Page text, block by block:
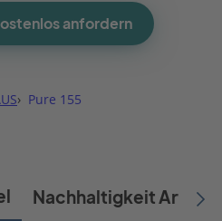
anfordern
› Pure 155
Nachhaltigkeit Artikel